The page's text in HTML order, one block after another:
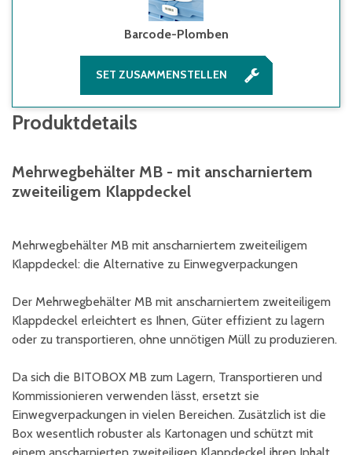
Barcode-Plomben
SET ZUSAMMENSTELLEN
Produktdetails
Mehrwegbehälter MB - mit anscharniertem
zweiteiligem Klappdeckel
Mehrwegbehälter MB mit anscharniertem zweiteiligem
Klappdeckel: die Alternative zu Einwegverpackungen
Der Mehrwegbehälter MB mit anscharniertem zweiteiligem
Klappdeckel erleichtert es Ihnen, Güter effizient zu lagern
oder zu transportieren, ohne unnötigen Müll zu produzieren.
Da sich die BITOBOX MB zum Lagern, Transportieren und
Kommissionieren verwenden lässt, ersetzt sie
Einwegverpackungen in vielen Bereichen. Zusätzlich ist die
Box wesentlich robuster als Kartonagen und schützt mit